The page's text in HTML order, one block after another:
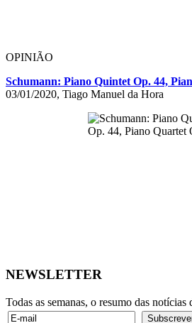
OPINIÃO
Schumann: Piano Quintet Op. 44,
03/01/2020, Tiago Manuel da Hora
NEWSLETTER
Todas as semanas, o resumo das